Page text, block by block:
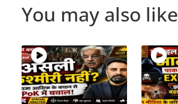
You may also like